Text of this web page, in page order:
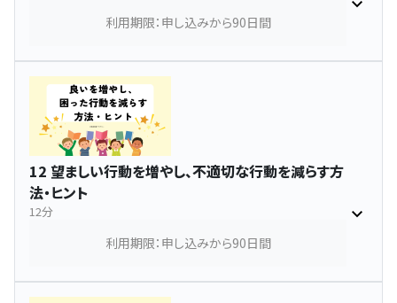
利用期限：申し込みから90日間
12 望ましい行動を増やし、不適切な行動を減らす方
法・ヒント
12分
利用期限：申し込みから90日間